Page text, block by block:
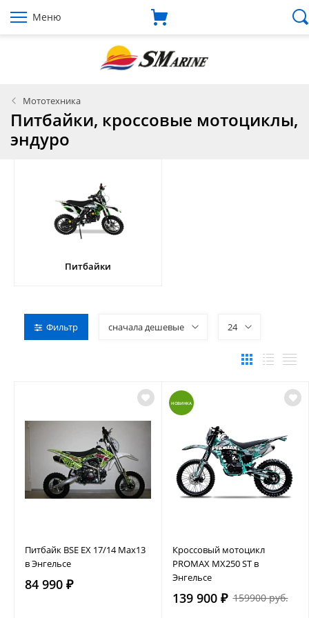
Меню
Мототехника
Питбайки, кроссовые мотоциклы,
эндуро
Питбайки
Фильтр сначала дешевые 24
Питбайк BSE EX 17/14 Max13
в Энгельсе
84 990 ₽
НОВИНКА
Кроссовый мотоцикл
PROMAX MX250 ST в
Энгельсе
139 900 ₽ 159900 руб.